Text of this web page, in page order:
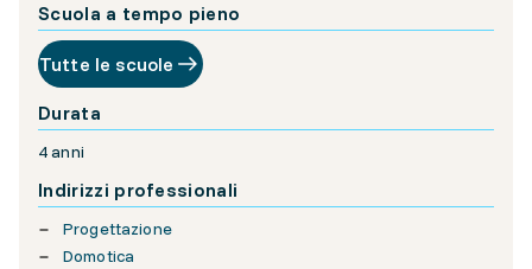
Scuola a tempo pieno
Tutte le scuole
Durata
4 anni
Indirizzi professionali
Progettazione
Domotica